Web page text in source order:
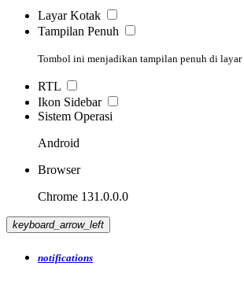
Layar Kotak
Tampilan Penuh
Tombol ini menjadikan tampilan penuh di layar
RTL
Ikon Sidebar
Sistem Operasi
Android
Browser
Chrome 131.0.0.0
keyboard_arrow_left
notifications